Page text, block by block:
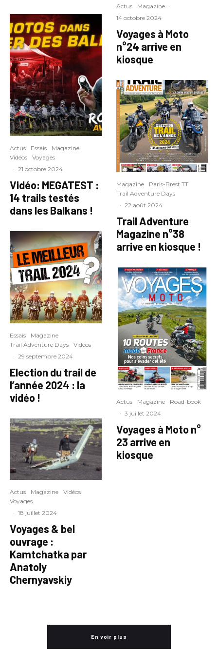
Actus Essais
Magazine
Vidéos
Voyages
· 21 octobre 2024
Vidéo: MEGATEST :
14 trails testés
dans les Balkans !
Essais
Magazine
Trail Adventure Days
Vidéos
· 29 septembre 2024
Election du trail de
l’année 2024 : la
vidéo !
Actus Magazine
Vidéos
Voyages
· 18 juillet 2024
Voyages & bel
ouvrage :
Kamtchatka par
Anatoly
Chernyavskiy
Actus Magazine ·
14 octobre 2024
Voyages à Moto
n°24 arrive en
kiosque
Magazine
Paris-Brest TT
Trail Adventure Days
· 22 août 2024
Trail Adventure
Magazine n°38
arrive en kiosque !
Actus Magazine
Road-book
· 3 juillet 2024
Voyages à Moto n°
23 arrive en
kiosque
En voir plus